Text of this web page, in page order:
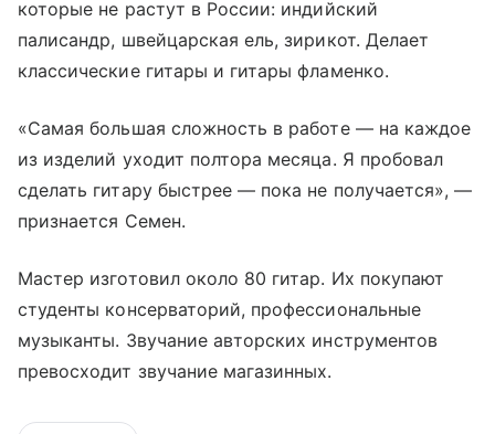
которые не растут в России: индийский
палисандр, швейцарская ель, зирикот. Делает
классические гитары и гитары фламенко.
«Самая большая сложность в работе — на каждое
из изделий уходит полтора месяца. Я пробовал
сделать гитару быстрее — пока не получается», —
признается Семен.
Мастер изготовил около 80 гитар. Их покупают
студенты консерваторий, профессиональные
музыканты. Звучание авторских инструментов
превосходит звучание магазинных.